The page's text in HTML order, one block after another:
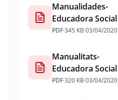
Manualidades-
Educadora Social
PDF·345 KB·03/04/2020
Manualitats-
Educadora Social
PDF·320 KB·03/04/2020